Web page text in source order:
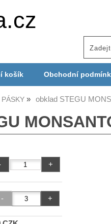
košík Obchodní
obklad STEGU